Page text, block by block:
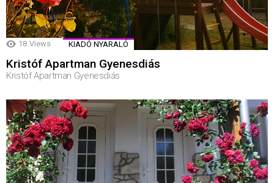
18 Views KIADÓ NYARALÓ
Kristóf Apartman Gyenesdiás
Kristóf Apartman Gyenesdiás